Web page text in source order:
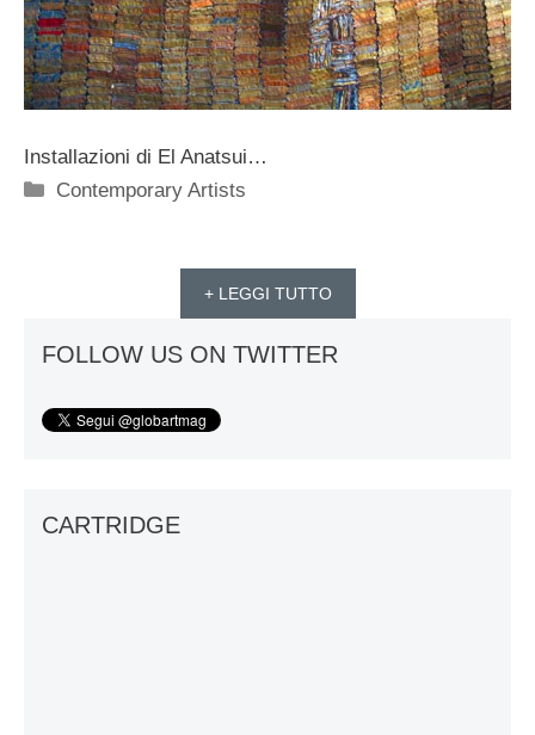
Installazioni di El Anatsui…
Categorie
Contemporary Artists
+ LEGGI TUTTO
FOLLOW US ON TWITTER
CARTRIDGE